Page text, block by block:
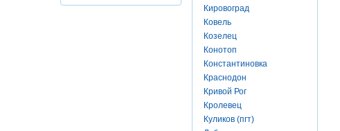
Кировоград
Ковель
Козелец
Конотоп
Константиновка
Краснодон
Кривой Рог
Кролевец
Куликов (пгт)